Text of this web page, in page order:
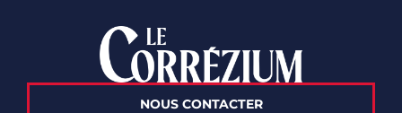
NOUS CONTACTER